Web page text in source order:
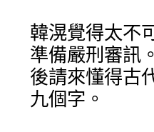
韓滉覺得太不
準備嚴刑審訊
後請來懂得古
九個字。